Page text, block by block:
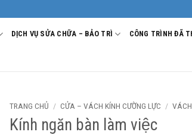
Sản xuất - Thi công Nhôm kính uy tín, chất lượng.
DỊCH VỤ SỬA CHỮA – BẢO TRÌ CÔNG TRÌNH ĐÃ
TRANG CHỦ / CỬA – VÁCH KÍNH CƯỜNG LỰC /
Kính ngăn bàn làm việc